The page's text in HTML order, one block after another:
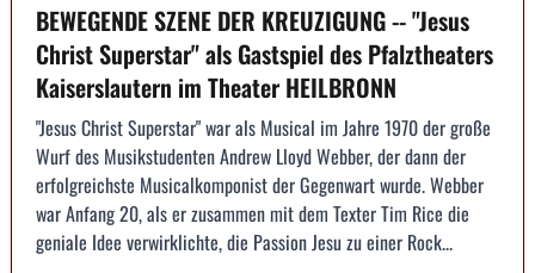
BEWEGENDE SZENE DER KREUZIGUNG -- "Jesus
Christ Superstar" als Gastspiel des Pfalztheaters
Kaiserslautern im Theater HEILBRONN
"Jesus Christ Superstar" war als Musical im Jahre 1970 der große
Wurf des Musikstudenten Andrew Lloyd Webber, der dann der
erfolgreichste Musicalkomponist der Gegenwart wurde. Webber
war Anfang 20, als er zusammen mit dem Texter Tim Rice die
geniale Idee verwirklichte, die Passion Jesu zu einer Rock...